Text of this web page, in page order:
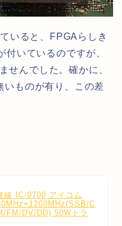
いると、FPGAらしき
いているのですが、
せんでした。確かに、
いものが有り、この差
線 IC-9700 アイコム
C
FM/DV/DD) 50Wトラ